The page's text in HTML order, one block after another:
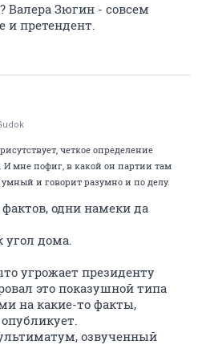
Валера Зюгин - совсем
и претендент.
четкое определение
И мне пофиг, в какой он партии там
и говорит разумно и по делу.
одни намеки да
угол дома.
угрожает президенту
это показушной типа
на какие-то факты,
озвученный